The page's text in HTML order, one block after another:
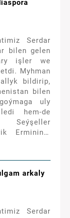
iş
Serdar
bilen gelen
işler we
Myhman
bildirip,
bilen
uly
hem-de
Ermininiň
salamyny,
Hormatly
üçin
beýan
möhüm
arkaly
Serdar